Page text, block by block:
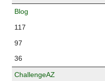
Blog
117
97
36
ChallengeAZ